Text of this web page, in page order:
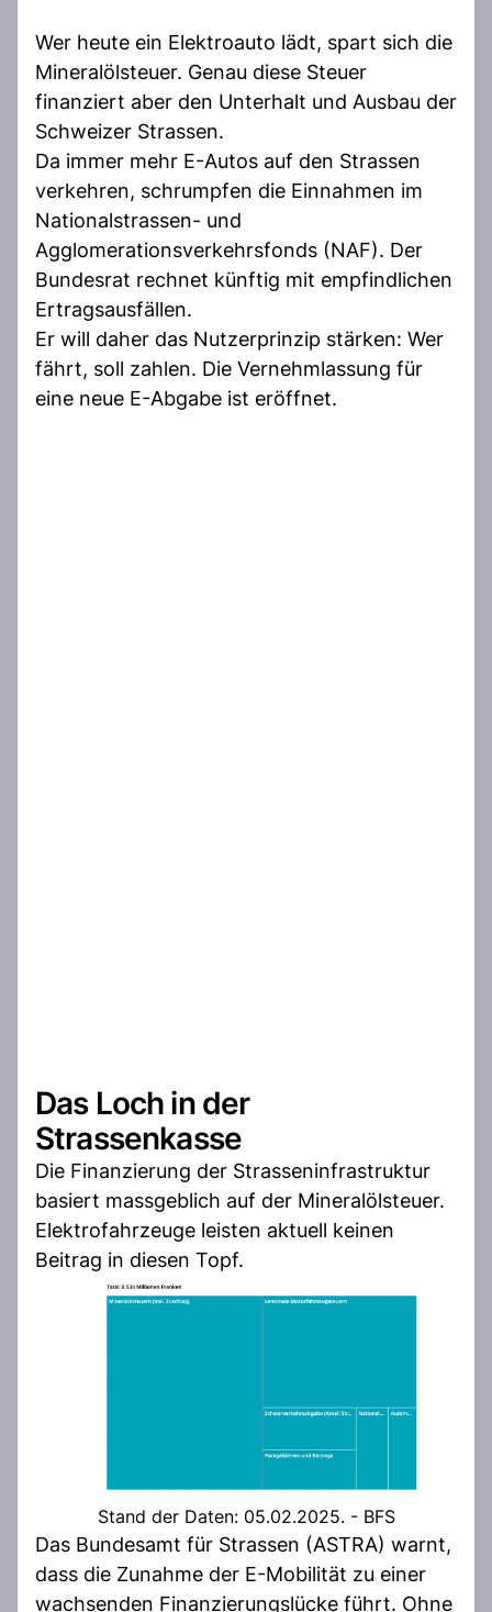
Wer heute ein Elektroauto lädt, spart sich die
Mineralölsteuer. Genau diese Steuer
finanziert aber den Unterhalt und Ausbau der
Schweizer Strassen.
Da immer mehr E-Autos auf den Strassen
verkehren, schrumpfen die Einnahmen im
Nationalstrassen- und
Agglomerationsverkehrsfonds (NAF). Der
Bundesrat rechnet künftig mit empfindlichen
Ertragsausfällen.
Er will daher das Nutzerprinzip stärken: Wer
fährt, soll zahlen. Die Vernehmlassung für
eine neue E-Abgabe ist eröffnet.
Das Loch in der
Strassenkasse
Die Finanzierung der Strasseninfrastruktur
basiert massgeblich auf der Mineralölsteuer.
Elektrofahrzeuge leisten aktuell keinen
Beitrag in diesen Topf.
Stand der Daten: 05.02.2025. - BFS
Das Bundesamt für Strassen (ASTRA) warnt,
dass die Zunahme der E-Mobilität zu einer
wachsenden Finanzierungslücke führt. Ohne